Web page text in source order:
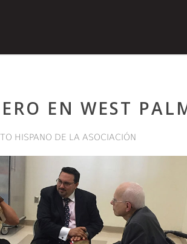
EN WEST
HISPANO DE LA ASOCIACIÓN